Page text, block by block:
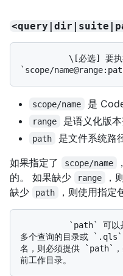
scope/name 是
range 是语义化版本
path
是文件系统路
如果指定了
scope/name
的。 如果缺少
range
，
缺少
path ，则使用指定
多个查询的目录或 `.qls`
名，则必须提供 `path`，